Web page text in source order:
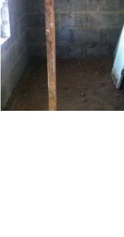
Раб. тел. (095)
+38 (06153) 44442, +38